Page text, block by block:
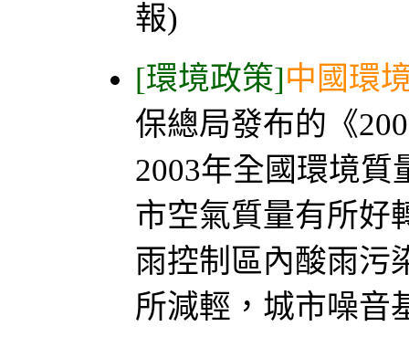
報)
[環境政策]中國環
保總局發布的《
2003年全國環境質
市空氣質量有所好
雨控制區內酸雨污
所減輕，城市噪音